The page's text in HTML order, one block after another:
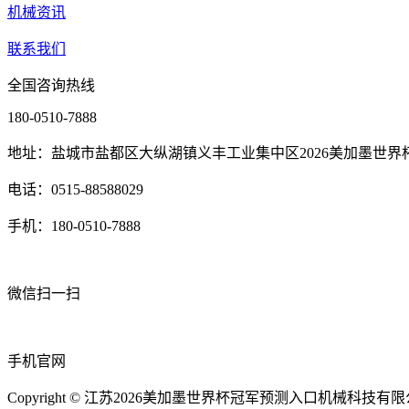
机械资讯
联系我们
全国咨询热线
180-0510-7888
地址：盐城市盐都区大纵湖镇义丰工业集中区2026美加墨世界
电话：0515-88588029
手机：180-0510-7888
微信扫一扫
手机官网
Copyright © 江苏2026美加墨世界杯冠军预测入口机械科技有